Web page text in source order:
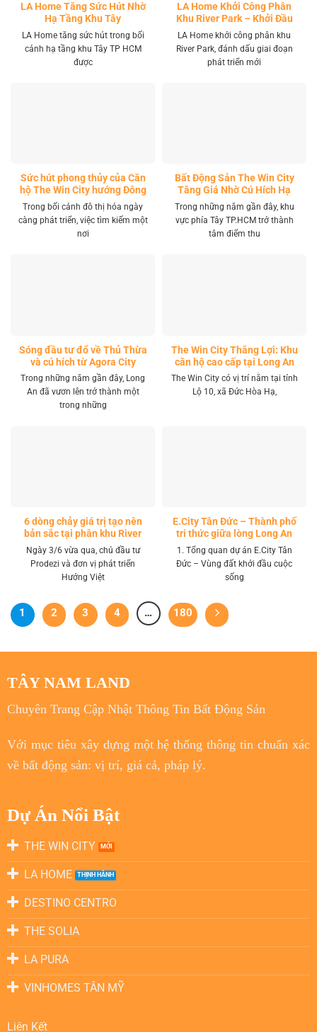
LA Home Tăng Sức Hút Nhờ
Hạ Tầng Khu Tây
LA Home tăng sức hút trong bối
cảnh hạ tầng khu Tây TP HCM
được
LA Home Khởi Công Phân
Khu River Park – Khởi Đầu
Giai Đoạn Phát Triển Mới
LA Home khởi công phân khu
River Park, đánh dấu giai đoạn
phát triển mới
Sức hút phong thủy của Căn
hộ The Win City hướng Đông
Nam
Trong bối cảnh đô thị hóa ngày
càng phát triển, việc tìm kiếm một
nơi
Bất Động Sản The Win City
Tăng Giá Nhờ Cú Hích Hạ
Tầng
Trong những năm gần đây, khu
vực phía Tây TP.HCM trở thành
tâm điểm thu
Sóng đầu tư đổ về Thủ Thừa
và cú hích từ Agora City
Trong những năm gần đây, Long
An đã vươn lên trở thành một
trong những
The Win City Thắng Lợi: Khu
căn hộ cao cấp tại Long An
The Win City có vị trí nằm tại tỉnh
Lộ 10, xã Đức Hòa Hạ,
6 dòng chảy giá trị tạo nên
bản sắc tại phân khu River
Park LA Home
Ngày 3/6 vừa qua, chủ đầu tư
Prodezi và đơn vị phát triển
Hướng Việt
E.City Tân Đức – Thành phố
tri thức giữa lòng Long An
1. Tổng quan dự án E.City Tân
Đức – Vùng đất khởi đầu cuộc
sống
1 2 3 4 … 180
TÂY NAM LAND
Chuyên Trang Cập Nhật Thông Tin Bất Động Sản
Với mục tiêuxây dựng một hệ thống thông tin chuẩn xác
về bất động sản: vị trí, giá cả, pháp lý.
Dự Án Nổi Bật
THE WIN CITY
LA HOME
DESTINO CENTRO
THE SOLIA
LA PURA
VINHOMES TÂN MỸ
Liên Kết